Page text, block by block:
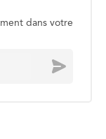
dans votre
Envoyer